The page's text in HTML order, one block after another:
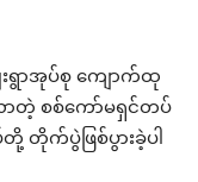
ာအုပ်စု ကျောက်ထု
ာတဲ့ စစ်ကော်မရှင်တပ်
တိုက်ပွဲဖြစ်ပွားခဲ့ပါ